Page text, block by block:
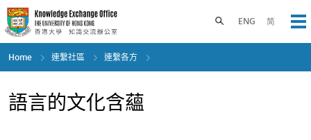
Skip
to
main
content
ENG 简
Toggle search panel
Home 連繫社區 連繫各方
語言的文化含蘊